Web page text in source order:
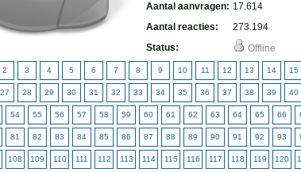
Aantal aanvragen: 17.614
Aantal reacties:
273.194
Status:
Offline
2 3 4 5 6 7 8 9 10 11 12 13 14 15
27 28 29 30 31 32 33 34 35 36 37 38 39 40
54 55 56 57 58 59 60 61 62 63 64 65 66
81 82 83 84 85 86 87 88 89 90 91 92 93
108 109 110 111 112 113 114 115 116 117 118 119 120